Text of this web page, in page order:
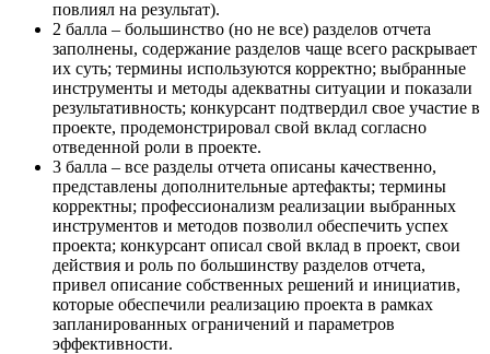
повлиял на результат).
2 балла – большинство (но не все) разделов отчета
заполнены, содержание разделов чаще всего раскрывает
их суть; термины используются корректно; выбранные
инструменты и методы адекватны ситуации и показали
результативность; конкурсант подтвердил свое участие в
проекте, продемонстрировал свой вклад согласно
отведенной роли в проекте.
3 балла – все разделы отчета описаны качественно,
представлены дополнительные артефакты; термины
корректны; профессионализм реализации выбранных
инструментов и методов позволил обеспечить успех
проекта; конкурсант описал свой вклад в проект, свои
действия и роль по большинству разделов отчета,
привел описание собственных решений и инициатив,
которые обеспечили реализацию проекта в рамках
запланированных ограничений и параметров
эффективности.